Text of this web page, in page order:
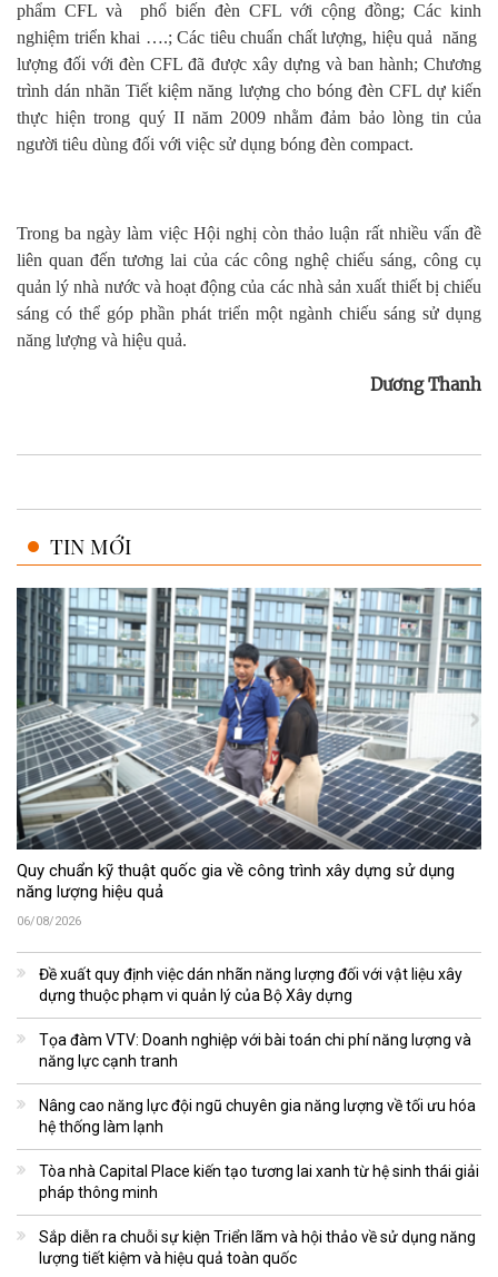
phẩm CFL và phổ biến đèn CFL với cộng đồng; Các kinh
nghiệm triển khai ….; Các tiêu chuẩn chất lượng, hiệu quả năng
lượng đối với đèn CFL đã được xây dựng và ban hành; Chương
trình dán nhãn Tiết kiệm năng lượng cho bóng đèn CFL dự kiến
thực hiện trong quý II năm 2009 nhằm đảm bảo lòng tin của
người tiêu dùng đối với việc sử dụng bóng đèn compact.
Trong ba ngày làm việc Hội nghị còn thảo luận rất nhiều vấn đề
liên quan đến tương lai của các công nghệ chiếu sáng, công cụ
quản lý nhà nước và hoạt động của các nhà sản xuất thiết bị chiếu
sáng có thể góp phần phát triển một ngành chiếu sáng sử dụng
năng lượng và hiệu quả.
Dương Thanh
TIN MỚI
Quy chuẩn kỹ thuật quốc gia về công trình xây dựng sử dụng
năng lượng hiệu quả
06/08/2026
Đề xuất quy định việc dán nhãn năng lượng đối với vật liệu xây
dựng thuộc phạm vi quản lý của Bộ Xây dựng
Tọa đàm VTV: Doanh nghiệp với bài toán chi phí năng lượng và
năng lực cạnh tranh
Nâng cao năng lực đội ngũ chuyên gia năng lượng về tối ưu hóa
hệ thống làm lạnh
Tòa nhà Capital Place kiến tạo tương lai xanh từ hệ sinh thái giải
pháp thông minh
Sắp diễn ra chuỗi sự kiện Triển lãm và hội thảo về sử dụng năng
lượng tiết kiệm và hiệu quả toàn quốc